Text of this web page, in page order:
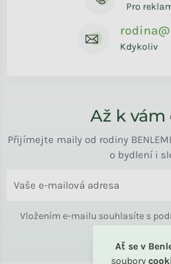
Ať se v
soubory
Pro
Kdykoliv
Až k
Přijímejte maily od rodiny
o bydlení i
Vložením e-mailu souhlasíte s